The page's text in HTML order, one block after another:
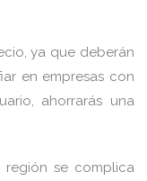
ya que deberán
en empresas con
ahorrarás una
se complica